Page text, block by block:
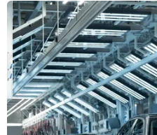
TPBank nhận giải
hỗ trợ doanh nghiệp